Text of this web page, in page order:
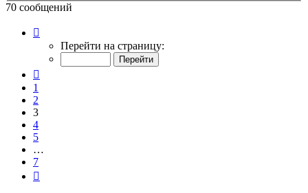
70 сообщений
Перейти на страницу:
1
2
3
4
5
…
7